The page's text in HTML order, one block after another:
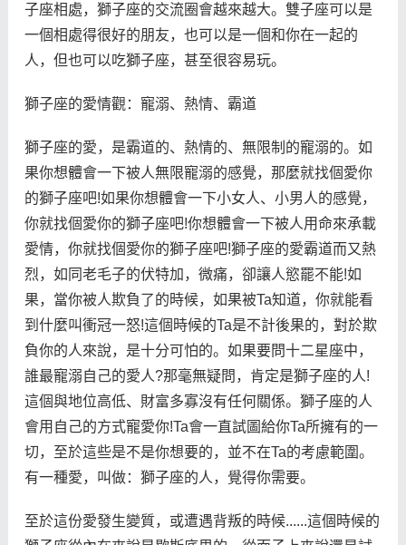
子座相處，獅子座的交流圈會越來越大。雙子座可以是
一個相處得很好的朋友，也可以是一個和你在一起的
人，但也可以吃獅子座，甚至很容易玩。
獅子座的愛情觀：寵溺、熱情、霸道
獅子座的愛，是霸道的、熱情的、無限制的寵溺的。如
果你想體會一下被人無限寵溺的感覺，那麼就找個愛你
的獅子座吧!如果你想體會一下小女人、小男人的感覺，
你就找個愛你的獅子座吧!你想體會一下被人用命來承載
愛情，你就找個愛你的獅子座吧!獅子座的愛霸道而又熱
烈，如同老毛子的伏特加，微痛，卻讓人慾罷不能!如
果，當你被人欺負了的時候，如果被Ta知道，你就能看
到什麼叫衝冠一怒!這個時候的Ta是不計後果的，對於欺
負你的人來說，是十分可怕的。如果要問十二星座中，
誰最寵溺自己的愛人?那毫無疑問，肯定是獅子座的人!
這個與地位高低、財富多寡沒有任何關係。獅子座的人
會用自己的方式寵愛你!Ta會一直試圖給你Ta所擁有的一
切，至於這些是不是你想要的，並不在Ta的考慮範圍。
有一種愛，叫做：獅子座的人，覺得你需要。
至於這份愛發生變質，或遭遇背叛的時候......這個時候的